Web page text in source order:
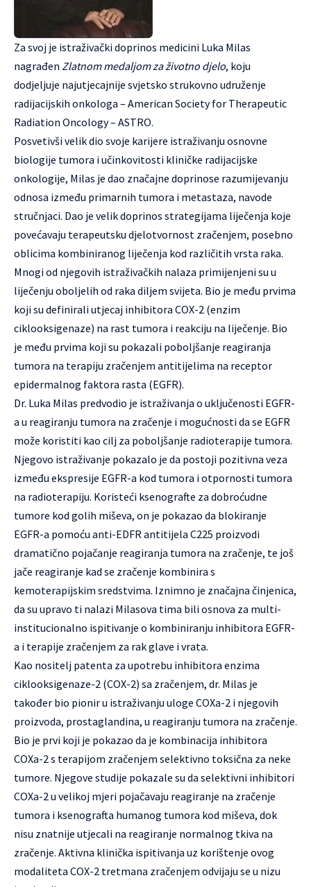
Za svoj je istraživački doprinos medicini Luka Milas
nagrađen Zlatnom medaljom za životno djelo, koju
dodjeljuje najutjecajnije svjetsko strukovno udruženje
radijacijskih onkologa – American Society for Therapeutic
Radiation Oncology – ASTRO.
Posvetivši velik dio svoje karijere istraživanju osnovne
biologije tumora i učinkovitosti kliničke radijacijske
onkologije, Milas je dao značajne doprinose razumijevanju
odnosa između primarnih tumora i metastaza, navode
stručnjaci. Dao je velik doprinos strategijama liječenja koje
povećavaju terapeutsku djelotvornost zračenjem, posebno
oblicima kombiniranog liječenja kod različitih vrsta raka.
Mnogi od njegovih istraživačkih nalaza primijenjeni su u
liječenju oboljelih od raka diljem svijeta. Bio je među prvima
koji su definirali utjecaj inhibitora COX-2 (enzim
ciklooksigenaze) na rast tumora i reakciju na liječenje. Bio
je među prvima koji su pokazali poboljšanje reagiranja
tumora na terapiju zračenjem antitijelima na receptor
epidermalnog faktora rasta (EGFR).
Dr. Luka Milas predvodio je istraživanja o uključenosti EGFR-
a u reagiranju tumora na zračenje i mogućnosti da se EGFR
može koristiti kao cilj za poboljšanje radioterapije tumora.
Njegovo istraživanje pokazalo je da postoji pozitivna veza
između ekspresije EGFR-a kod tumora i otpornosti tumora
na radioterapiju. Koristeći ksenografte za dobroćudne
tumore kod golih miševa, on je pokazao da blokiranje
EGFR-a pomoću anti-EDFR antitijela C225 proizvodi
dramatično pojačanje reagiranja tumora na zračenje, te još
jače reagiranje kad se zračenje kombinira s
kemoterapijskim sredstvima. Iznimno je značajna činjenica,
da su upravo ti nalazi Milasova tima bili osnova za multi-
institucionalno ispitivanje o kombiniranju inhibitora EGFR-
a i terapije zračenjem za rak glave i vrata.
Kao nositelj patenta za upotrebu inhibitora enzima
ciklooksigenaze-2 (COX-2) sa zračenjem, dr. Milas je
također bio pionir u istraživanju uloge COXa-2 i njegovih
proizvoda, prostaglandina, u reagiranju tumora na zračenje.
Bio je prvi koji je pokazao da je kombinacija inhibitora
COXa-2 s terapijom zračenjem selektivno toksična za neke
tumore. Njegove studije pokazale su da selektivni inhibitori
COXa-2 u velikoj mjeri pojačavaju reagiranje na zračenje
tumora i ksenografta humanog tumora kod miševa, dok
nisu znatnije utjecali na reagiranje normalnog tkiva na
zračenje. Aktivna klinička ispitivanja uz korištenje ovog
modaliteta COX-2 tretmana zračenjem odvijaju se u nizu